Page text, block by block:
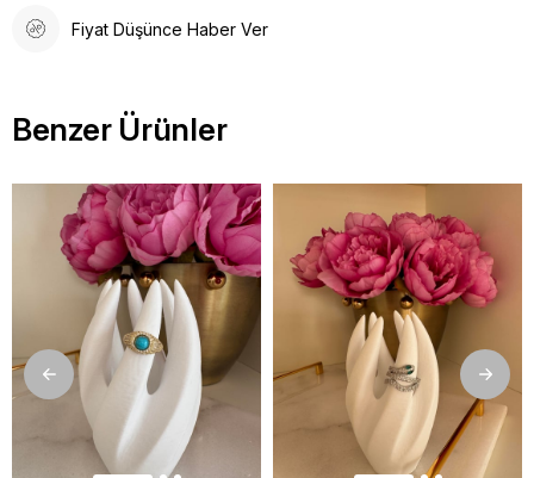
Fiyat Düşünce Haber Ver
Benzer Ürünler